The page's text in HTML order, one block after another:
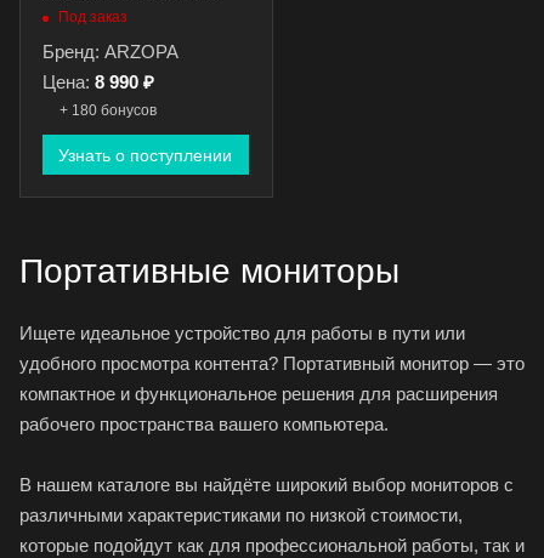
чехлом
Под заказ
Бренд: ARZOPA
Цена: 8 990 ₽
+ 180 бонусов
Узнать о поступлении
Портативные мониторы
Ищете идеальное устройство для работы в пути или
удобного просмотра контента? Портативный монитор — это
компактное и функциональное решения для расширения
рабочего пространства вашего компьютера.
В нашем каталоге вы найдёте широкий выбор мониторов с
различными характеристиками по низкой стоимости,
которые подойдут как для профессиональной работы, так и